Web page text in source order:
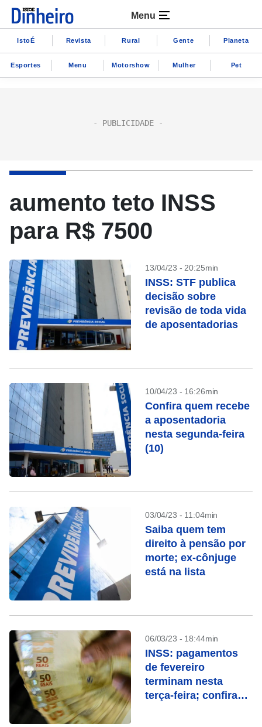
Menu
IstoÉ Revista Rural Gente Planeta
Esportes Menu Motorshow Mulher Pet
aumento teto INSS
para R$ 7500
13/04/23 - 20:25min
INSS: STF publica
decisão sobre
revisão de toda vida
de aposentadorias
10/04/23 - 16:26min
Confira quem recebe
a aposentadoria
nesta segunda-feira
(10)
03/04/23 - 11:04min
Saiba quem tem
direito à pensão por
morte; ex-cônjuge
está na lista
06/03/23 - 18:44min
INSS: pagamentos
de fevereiro
terminam nesta
terça-feira; confira